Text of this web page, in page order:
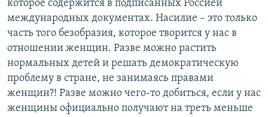
которое содержится в подписанных Россией
международных документах. Насилие – это только
часть того безобразия, которое творится у нас в
отношении женщин. Разве можно растить
нормальных детей и решать демократическую
проблему в стране, не занимаясь правами
женщин?! Разве можно чего-то добиться, если у нас
женщины официально получают на треть меньше